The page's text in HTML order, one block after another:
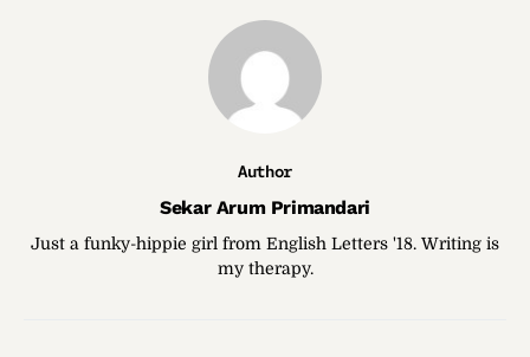
Author
Sekar Arum Primandari
Just a funky-hippie girl from English Letters '18. Writing is
my therapy.